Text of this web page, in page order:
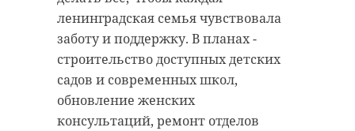
ленинградская семья чувствовала
заботу и поддержку. В планах -
строительство доступных детских
садов и современных школ,
обновление женских
консультаций, ремонт отделов